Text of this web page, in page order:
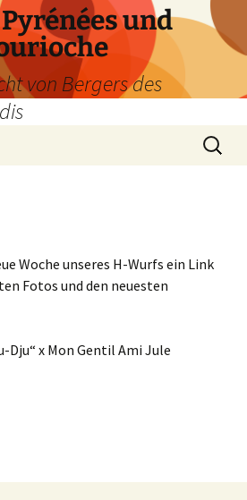
und
von Bergers des
Suchen
nach:
Woche unseres H-Wurfs ein Link
Fotos und den neuesten
Dju“ x Mon Gentil Ami Jule